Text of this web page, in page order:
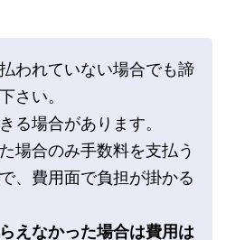
われていない場合でも諦
さい。
る場合があります。
場合のみ手数料を支払う
、費用面で負担が掛かる
えなかった場合は費用は